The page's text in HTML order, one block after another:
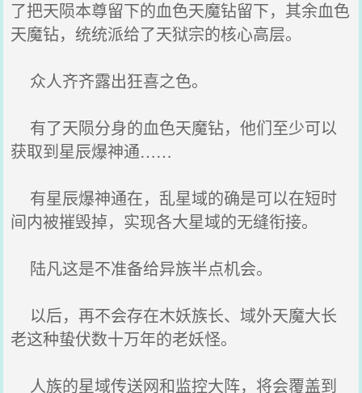
了把天陨本尊留下的血色天魔钻留下，其余血色
天魔钻，统统派给了天狱宗的核心高层。
众人齐齐露出狂喜之色。
有了天陨分身的血色天魔钻，他们至少可以
获取到星辰爆神通……
有星辰爆神通在，乱星域的确是可以在短时
间内被摧毁掉，实现各大星域的无缝衔接。
陆凡这是不准备给异族半点机会。
以后，再不会存在木妖族长、域外天魔大长
老这种蛰伏数十万年的老妖怪。
人族的星域传送网和监控大阵，将会覆盖到